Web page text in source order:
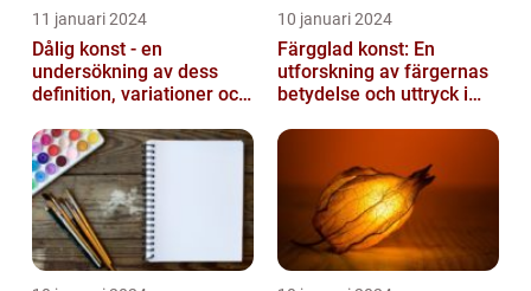
11 januari 2024
Dålig konst - en
undersökning av dess
definition, variationer och
10 januari 2024
Färgglad konst: En
utforskning av färgernas
betydelse och uttryck i